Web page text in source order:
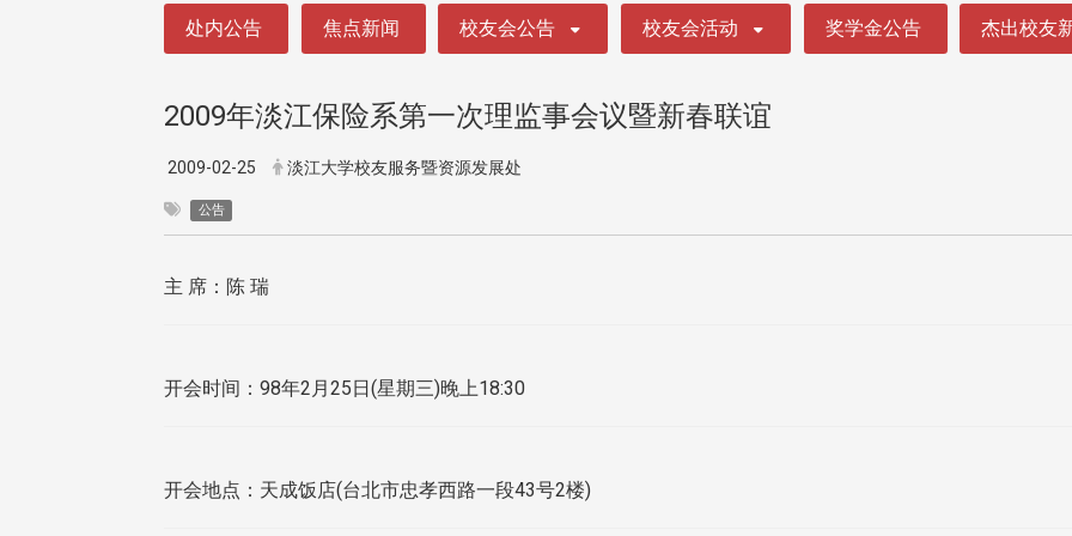
处内公告 焦点新闻 校友会公告 校友会活动 奖学金公告 杰出校友
2009年淡江保险系第一次理监事会议暨新春联谊
2009-02-25 淡江大学校友服务暨资源发展处
公告
主 席：陈 瑞
开会时间：98年2月25日(星期三)晚上18:30
开会地点：天成饭店(台北市忠孝西路一段43号2楼)